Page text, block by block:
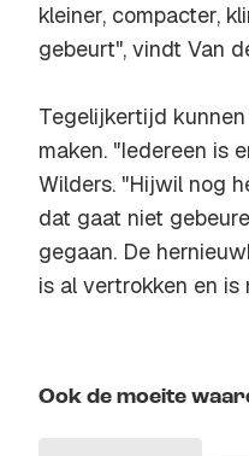
kleiner, compacter,
gebeurt", vindt Van
Tegelijkertijd
maken. "Iedereen is
Wilders. "Hijwil nog
dat gaat niet
gegaan. De
is al vertrokken en is
Ook de moeite